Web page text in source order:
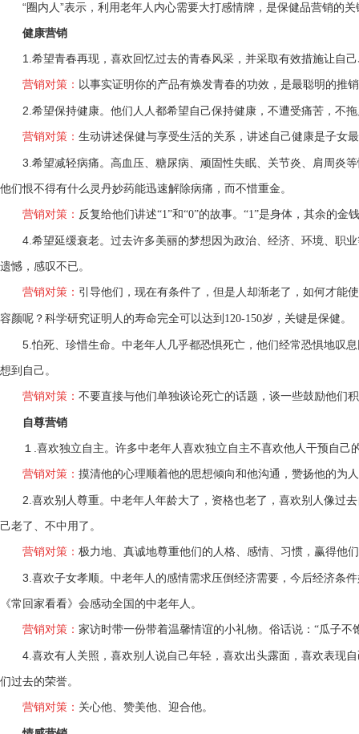
“圈内人”表示，利用老年人内心需要大打感情牌，是保健品营销的关
健康营销
1.希望青春再现，喜欢回忆过去的青春风采，并采取有效措施让自己
营销对策： 以事实证明你的产品有焕发青春的功效，是最聪明的推
2.希望保持健康。他们人人都希望自己保持健康，不遭受痛苦，不拖
营销对策： 生动讲述保健与享受生活的关系，讲述自己健康是子女
3.希望减轻病痛。高血压、糖尿病、顽固性失眠、关节炎、肩周炎等
他们恨不得有什么灵丹妙药能迅速解除病痛，而不惜重金。
营销对策： 反复给他们讲述“1”和“0”的故事。“1”是身体，其余的金
4.希望延缓衰老。过去许多美丽的梦想因为政治、经济、环境、职业
遗憾，感叹不已。
营销对策： 引导他们，现在有条件了，但是人却渐老了，如何才能
容颜呢？科学研究证明人的寿命完全可以达到120-150岁，关键是保健。
5.怕死、珍惜生命。中老年人几乎都恐惧死亡，他们经常恐惧地叹息
想到自己。
营销对策： 不要直接与他们单独谈论死亡的话题，谈一些鼓励他们
自尊营销
１.喜欢独立自主。许多中老年人喜欢独立自主不喜欢他人干预自己
营销对策： 摸清他的心理顺着他的思想倾向和他沟通，赞扬他的为
2.喜欢别人尊重。中老年人年龄大了，资格也老了，喜欢别人像过去
己老了、不中用了。
营销对策： 极力地、真诚地尊重他们的人格、感情、习惯，赢得他
3.喜欢子女孝顺。中老年人的感情需求压倒经济需要，今后经济条件
《常回家看看》会感动全国的中老年人。
营销对策： 家访时带一份带着温馨情谊的小礼物。俗话说：“瓜子不
4.喜欢有人关照，喜欢别人说自己年轻，喜欢出头露面，喜欢表现自
们过去的荣誉。
营销对策： 关心他、赞美他、迎合他。